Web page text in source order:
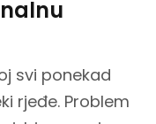
svi ponekad
rjeđe. Problem